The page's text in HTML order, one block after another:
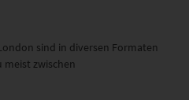
sind in diversen Formaten
zwischen